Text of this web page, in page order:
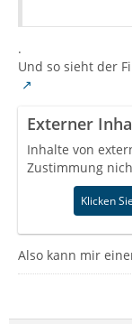
.
Und so sieht der
Externer
Inhalte von
Zustimmung
Klicken
Also kann mir